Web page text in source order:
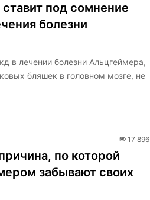
под сомнение
болезни
в лечении болезни Альцгеймера,
бляшек в головном мозге, не
17 896
по которой
забывают своих